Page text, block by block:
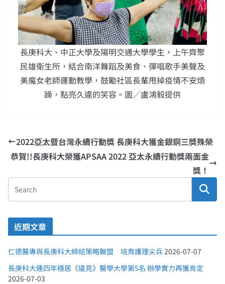
長庚科大、中正大學及陽明交通大學學生，上午齊聚
民雄衛生所，結合南洋舞蹈及美食、彈唱歌手美聲及
美魔女老師運動教學，鼓勵社區長輩甩掉疫情不安煩
躁，點亮久違的笑容。圖／盧鴻毅提供
2022亞太暨台灣永續行動獎 長庚科大獲金銀銅三獎殊榮
恭賀!!長庚科大榮獲APSAA 2022 亞太永續行動獎兩面金
獎！
近期文章
仁德醫專與長庚科大締結策略聯盟 培育護理尖兵 2026-07-07
長庚科大連四年穩居《遠見》醫學大學第5名 辦學實力再獲肯定
2026-07-03